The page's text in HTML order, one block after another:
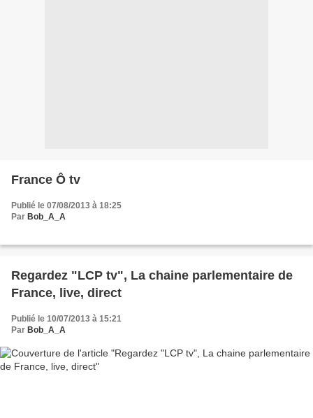
France Ô tv
Publié le 07/08/2013 à 18:25
Par Bob_A_A
Regardez "LCP tv", La chaine parlementaire de
France, live, direct
Publié le 10/07/2013 à 15:21
Par Bob_A_A